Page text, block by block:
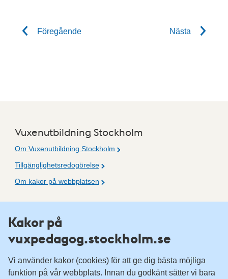
Föregående Nästa
Vuxenutbildning Stockholm
Om Vuxenutbildning Stockholm
Tillgänglighetsredogörelse
Om kakor på webbplatsen
Fler resurser
Vuxenutbildning Stockholm
Information för leverantörsskolor
Kakor på
vuxpedagog.stockholm.se
Vi använder kakor (cookies) för att ge dig bästa möjliga
funktion på vår webbplats. Innan du godkänt sätter vi bara